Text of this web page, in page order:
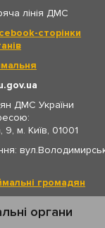
лінія ДМС
сторінки
ДМС України
м. Київ, 01001
громадян
органи